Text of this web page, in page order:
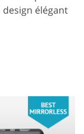
design élégant